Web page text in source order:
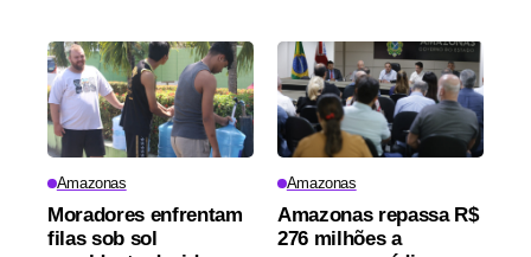
Amazonas
Moradores enfrentam
filas sob sol
Amazonas
Amazonas repassa R$
276 milhões a